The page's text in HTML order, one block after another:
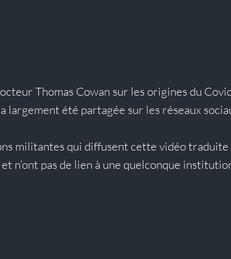
Thomas Cowan sur les origines du
largement été partagée sur les réseaux
militantes qui diffusent cette vidéo traduite
n’ont pas de lien à une quelconque